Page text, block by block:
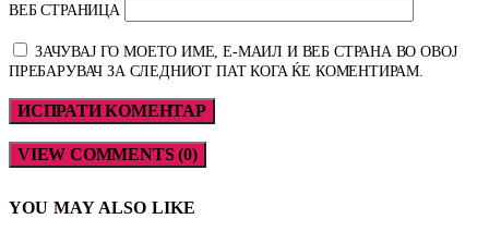
ВЕБ СТРАНИЦА
ЗАЧУВАЈ ГО МОЕТО ИМЕ, Е-МАИЛ И ВЕБ СТРАНА ВО ОВОЈ
ПРЕБАРУВАЧ ЗА СЛЕДНИОТ ПАТ КОГА ЌЕ КОМЕНТИРАМ.
VIEW COMMENTS (0)
YOU MAY ALSO LIKE